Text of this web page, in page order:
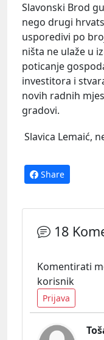
Slavonski Brod
nego drugi
usporedivi po
ništa ne ulaže u
poticanje
investitora i
novih radnih
gradovi.
Slavica Lemaić,
Share
18
Komentirati
korisnik
Prijava